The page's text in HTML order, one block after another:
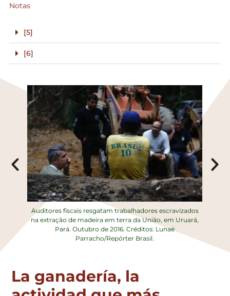
Notas
[5]
[6]
Auditores fiscais resgatam trabalhadores escravizados
na extração de madeira em terra da União, em Uruará,
Pará. Outubro de 2016. Créditos: Lunaé
Parracho/Repórter Brasil.
La ganadería, la